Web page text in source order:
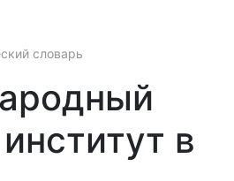
словарь
в